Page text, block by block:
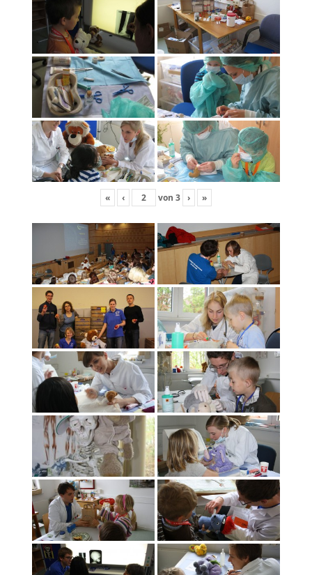
« ‹ von 3 › »